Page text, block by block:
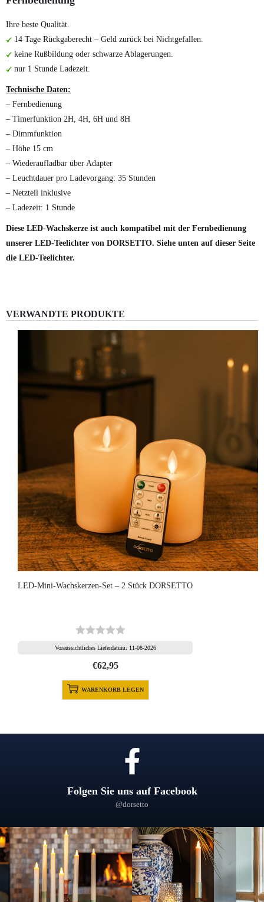
Ihre beste Qualität.
14 Tage Rückgaberecht – Geld zurück bei Nichtgefallen.
keine Rußbildung oder schwarze Ablagerungen.
nur 1 Stunde Ladezeit.
Technische Daten:
– Fernbedienung
– Timerfunktion 2H, 4H, 6H und 8H
– Dimmfunktion
– Höhe 15 cm
– Wiederaufladbar über Adapter
– Leuchtdauer pro Ladevorgang: 35 Stunden
– Netzteil inklusive
– Ladezeit: 1 Stunde
Diese LED-Wachskerze ist auch kompatibel mit der Fernbedienung
unserer LED-Teelichter von DORSETTO. Siehe unten auf dieser Seite
die LED-Teelichter.
VERWANDTE PRODUKTE
LED-Mini-Wachskerzen-Set – 2 Stück DORSETTO
Voraussichtliches Lieferdatum: 11-08-2026
€62,95
WARENKORB LEGEN
Folgen Sie uns auf Facebook
@dorsetto